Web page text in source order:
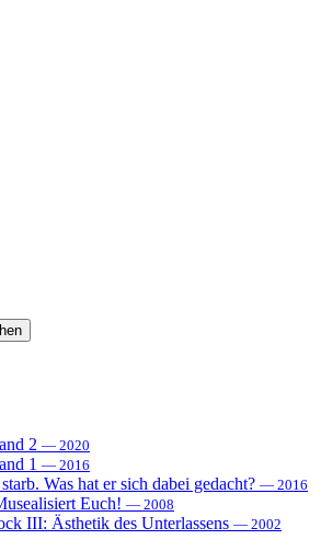
2 — 2020
1 — 2016
Was hat er sich dabei gedacht? — 2016
Euch! — 2008
III: Ästhetik des Unterlassens — 2002